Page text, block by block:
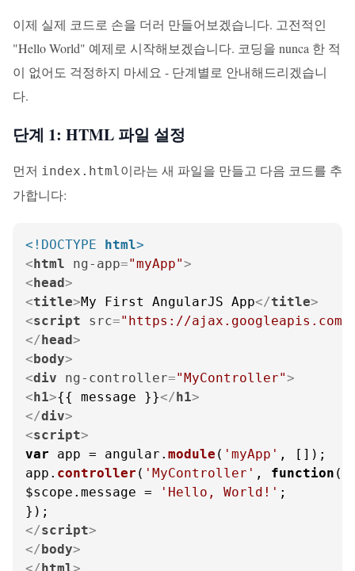
이제 실제 코드로 손을 더러 만들어보겠습니다. 고전적인
"Hello World" 예제로 시작해보겠습니다. 코딩을 nunca 한 적
이 없어도 걱정하지 마세요 - 단계별로 안내해드리겠습니
다.
단계 1: HTML 파일 설정
먼저 index.html이라는 새 파일을 만들고 다음 코드를 추
가합니다:
<!DOCTYPE html>
<html ng-app="myApp">
<head>
<title>My First AngularJS App</title>
<script src="https://
</head>
<body>
<div ng-controller="MyController">
<h1>{{ message }}</h1>
</div>
<script>
var app = angular. module ( 'myApp' , []);
app. controller ( 'MyController' , function (
$scope. message = 'Hello, World!' ;
</script>
</body>